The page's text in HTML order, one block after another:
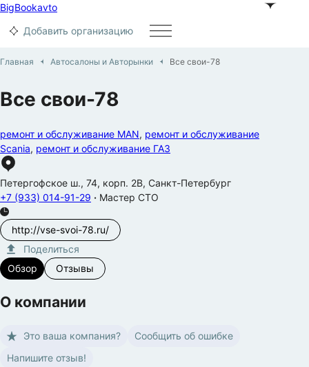
BigBookavto
Добавить организацию
Главная Автосалоны и Aвторынки Все свои-78
Все свои-78
ремонт и обслуживание MAN, ремонт и обслуживание
Scania, ремонт и обслуживание ГАЗ
Петергофское ш., 74, корп. 2В, Санкт-Петербург
+7 (933) 014-91-29 · Мастер СТО
http://vse-svoi-78.ru/
Поделиться
Обзор
Отзывы
О компании
Это ваша компания?
Сообщить об ошибке
Напишите отзыв!